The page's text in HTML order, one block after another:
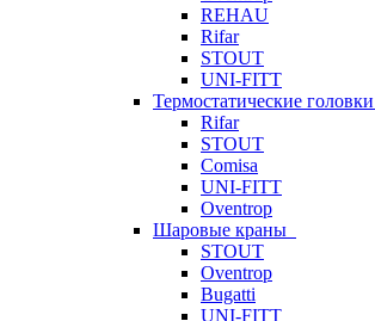
REHAU
Rifar
STOUT
UNI-FITT
Термостатические головки
Rifar
STOUT
Comisa
UNI-FITT
Oventrop
Шаровые краны
STOUT
Oventrop
Bugatti
UNI-FITT